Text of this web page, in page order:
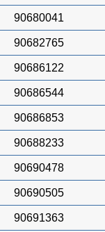
90680041
90682765
90686122
90686544
90686853
90688233
90690478
90690505
90691363